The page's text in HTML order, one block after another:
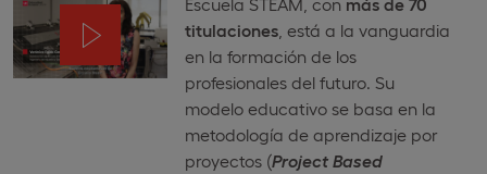
titulaciones , está a la vanguardia
en la formación de los
profesionales del futuro. Su
modelo educativo se basa en la
metodología de aprendizaje por
proyectos (Project Based